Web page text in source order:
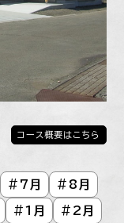
コース概要はこちら
# 7月 # 8月
#1月 # 2月